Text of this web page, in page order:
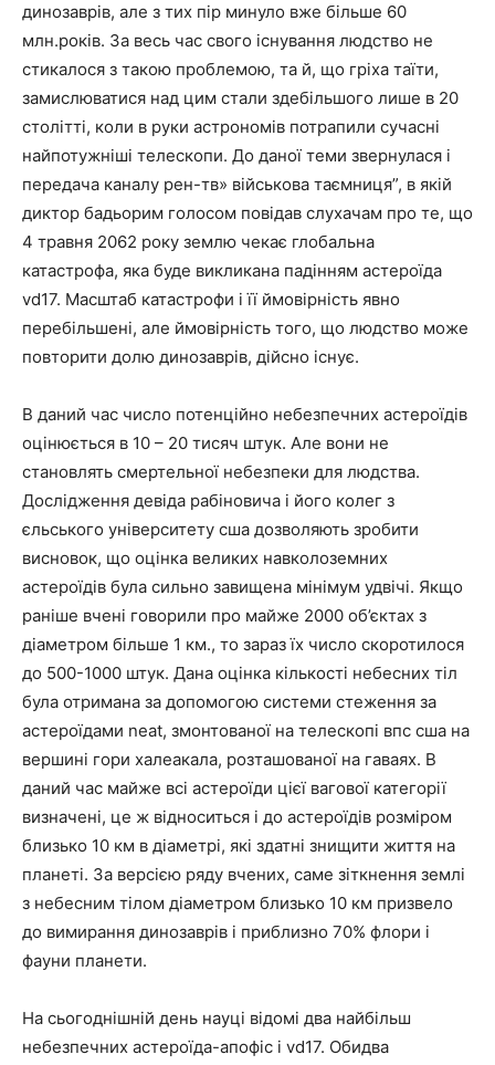
динозаврів, але з тих пір минуло вже більше 60
млн.років. За весь час свого існування людство не
стикалося з такою проблемою, та й, що гріха таїти,
замислюватися над цим стали здебільшого лише в 20
столітті, коли в руки астрономів потрапили сучасні
найпотужніші телескопи. До даної теми звернулася і
передача каналу рен-тв» військова таємниця”, в якій
диктор бадьорим голосом повідав слухачам про те, що
4 травня 2062 року землю чекає глобальна
катастрофа, яка буде викликана падінням астероїда
vd17. Масштаб катастрофи і її ймовірність явно
перебільшені, але ймовірність того, що людство може
повторити долю динозаврів, дійсно існує.
В даний час число потенційно небезпечних астероїдів
оцінюється в 10 – 20 тисяч штук. Але вони не
становлять смертельної небезпеки для людства.
Дослідження девіда рабіновича і його колег з
єльського університету сша дозволяють зробити
висновок, що оцінка великих навколоземних
астероїдів була сильно завищена мінімум удвічі. Якщо
раніше вчені говорили про майже 2000 об’єктах з
діаметром більше 1 км., то зараз їх число скоротилося
до 500-1000 штук. Дана оцінка кількості небесних тіл
була отримана за допомогою системи стеження за
астероїдами neat, змонтованої на телескопі впс сша на
вершині гори халеакала, розташованої на гаваях. В
даний час майже всі астероїди цієї вагової категорії
визначені, це ж відноситься і до астероїдів розміром
близько 10 км в діаметрі, які здатні знищити життя на
планеті. За версією ряду вчених, саме зіткнення землі
з небесним тілом діаметром близько 10 км призвело
до вимирання динозаврів і приблизно 70% флори і
фауни планети.
На сьогоднішній день науці відомі два найбільш
небезпечних астероїда-апофіс і vd17. Обидва